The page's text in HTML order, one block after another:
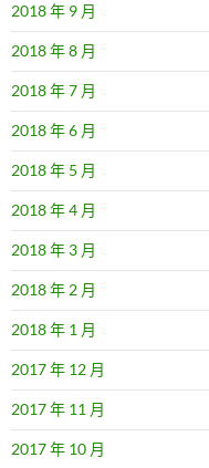
2018 年 9 月
2018 年 8 月
2018 年 7 月
2018 年 6 月
2018 年 5 月
2018 年 4 月
2018 年 3 月
2018 年 2 月
2018 年 1 月
2017 年 12 月
2017 年 11 月
2017 年 10 月